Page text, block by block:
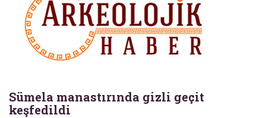
Sümela manastırında gizli geçit
keşfedildi